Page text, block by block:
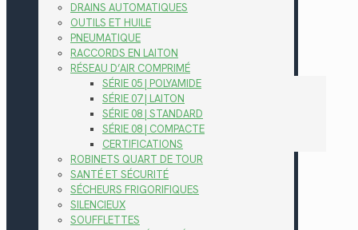
DRAINS AUTOMATIQUES
OUTILS ET HUILE
PNEUMATIQUE
RACCORDS EN LAITON
RÉSEAU D’AIR COMPRIMÉ
SÉRIE 05 | POLYAMIDE
SÉRIE 07 | LAITON
SÉRIE 08 | STANDARD
SÉRIE 08 | COMPACTE
CERTIFICATIONS
ROBINETS QUART DE TOUR
SANTÉ ET SÉCURITÉ
SÉCHEURS FRIGORIFIQUES
SILENCIEUX
SOUFFLETTES